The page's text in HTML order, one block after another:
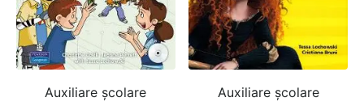
Auxiliare şcolare
Auxiliare şcolare